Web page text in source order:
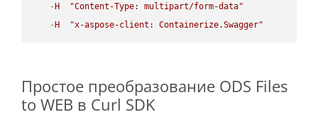
- H
"Content-Type: multipart/form-data"
- H "x-aspose-client: Containerize.Swagger"
Простое преобразование ODS Files
to WEB в Curl SDK